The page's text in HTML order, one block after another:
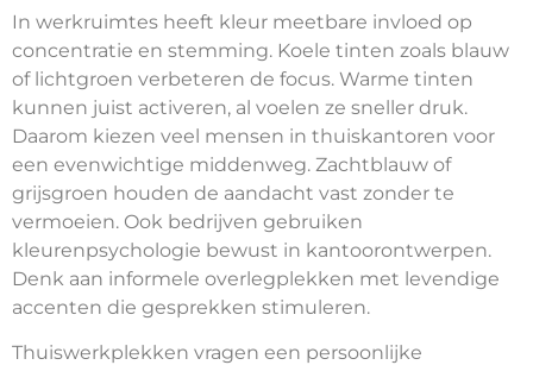
In werkruimtes heeft kleur meetbare invloed op
concentratie en stemming. Koele tinten zoals blauw
of lichtgroen verbeteren de focus. Warme tinten
kunnen juist activeren, al voelen ze sneller druk.
Daarom kiezen veel mensen in thuiskantoren voor
een evenwichtige middenweg. Zachtblauw of
grijsgroen houden de aandacht vast zonder te
vermoeien. Ook bedrijven gebruiken
kleurenpsychologie bewust in kantoorontwerpen.
Denk aan informele overlegplekken met levendige
accenten die gesprekken stimuleren.
Thuiswerkplekken vragen een persoonlijke